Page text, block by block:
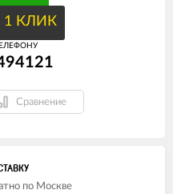
1 КЛИК
Сравнение
по Москве